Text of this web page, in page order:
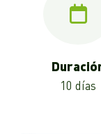
10 días